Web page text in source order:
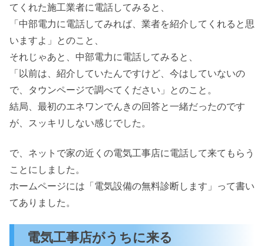
てくれた施工業者に電話してみると、
「中部電力に電話してみれば、業者を紹介してくれると思
いますよ」とのこと、
それじゃあと、中部電力に電話してみると、
「以前は、紹介していたんですけど、今はしていないの
で、タウンページで調べてください」とのこと。
結局、最初のエネワンでんきの回答と一緒だったのです
が、スッキリしない感じでした。
で、ネットで家の近くの電気工事店に電話して来てもらう
ことにしました。
ホームページには「電気設備の無料診断します」って書い
てありました。
電気工事店がうちに来る